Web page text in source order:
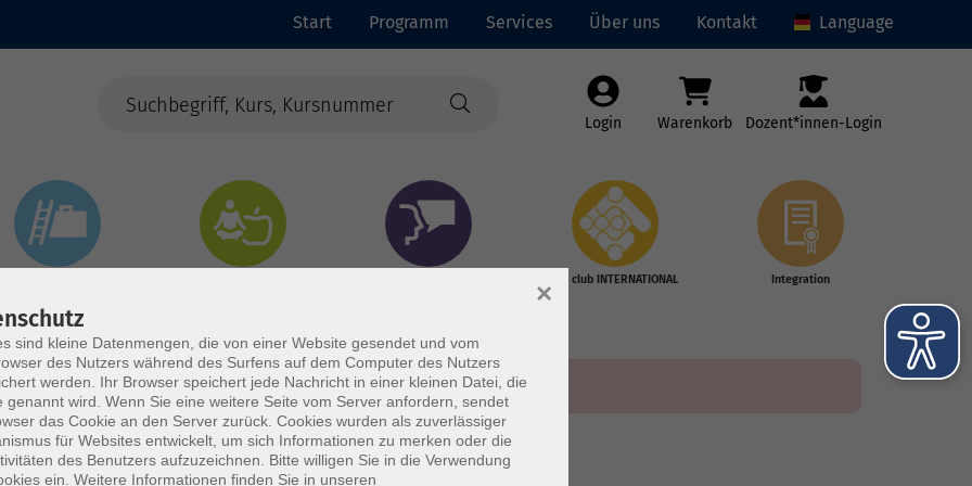
Start Programm Services Über uns Kontakt Language
Login Warenkorb Dozent*innen-Login
vhs club INTERNATIONAL Integration
sind kleine Datenmengen, die von einer Website gesendet und vom
des Nutzers während des Surfens auf dem Computer des Nutzers
werden. Ihr Browser speichert jede Nachricht in einer kleinen Datei, die
genannt wird. Wenn Sie eine weitere Seite vom Server anfordern, sendet
das Cookie an den Server zurück. Cookies wurden als zuverlässiger
für Websites entwickelt, um sich Informationen zu merken oder die
des Benutzers aufzuzeichnen. Bitte willigen Sie in die Verwendung
ein. Weitere Informationen finden Sie in unseren
×